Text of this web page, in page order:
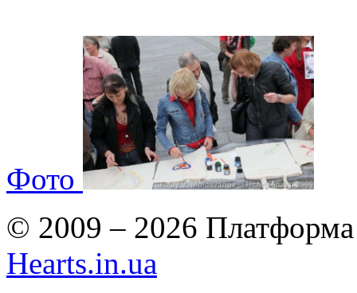
Фото
© 2009 – 2026 Платформа
Hearts.in.ua